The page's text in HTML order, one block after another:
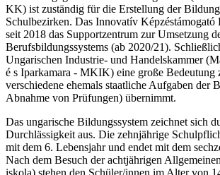
KK) ist zuständig für die Erstellung der
Schulbezirken. Das Innovatív
seit 2018 das Supportzentrum zur Umsetzung
Berufsbildungssystems (ab 2020/21).
Ungarischen Industrie- und Handelskammer
é s Iparkamara - MKIK) eine große Bedeutung
verschiedene ehemals staatliche Aufgaben der
Abnahme von Prüfungen) übernimmt.
Das ungarische Bildungssystem zeichnet sich
Durchlässigkeit aus. Die zehnjährige
mit dem 6. Lebensjahr und endet mit dem
Nach dem Besuch der achtjährigen